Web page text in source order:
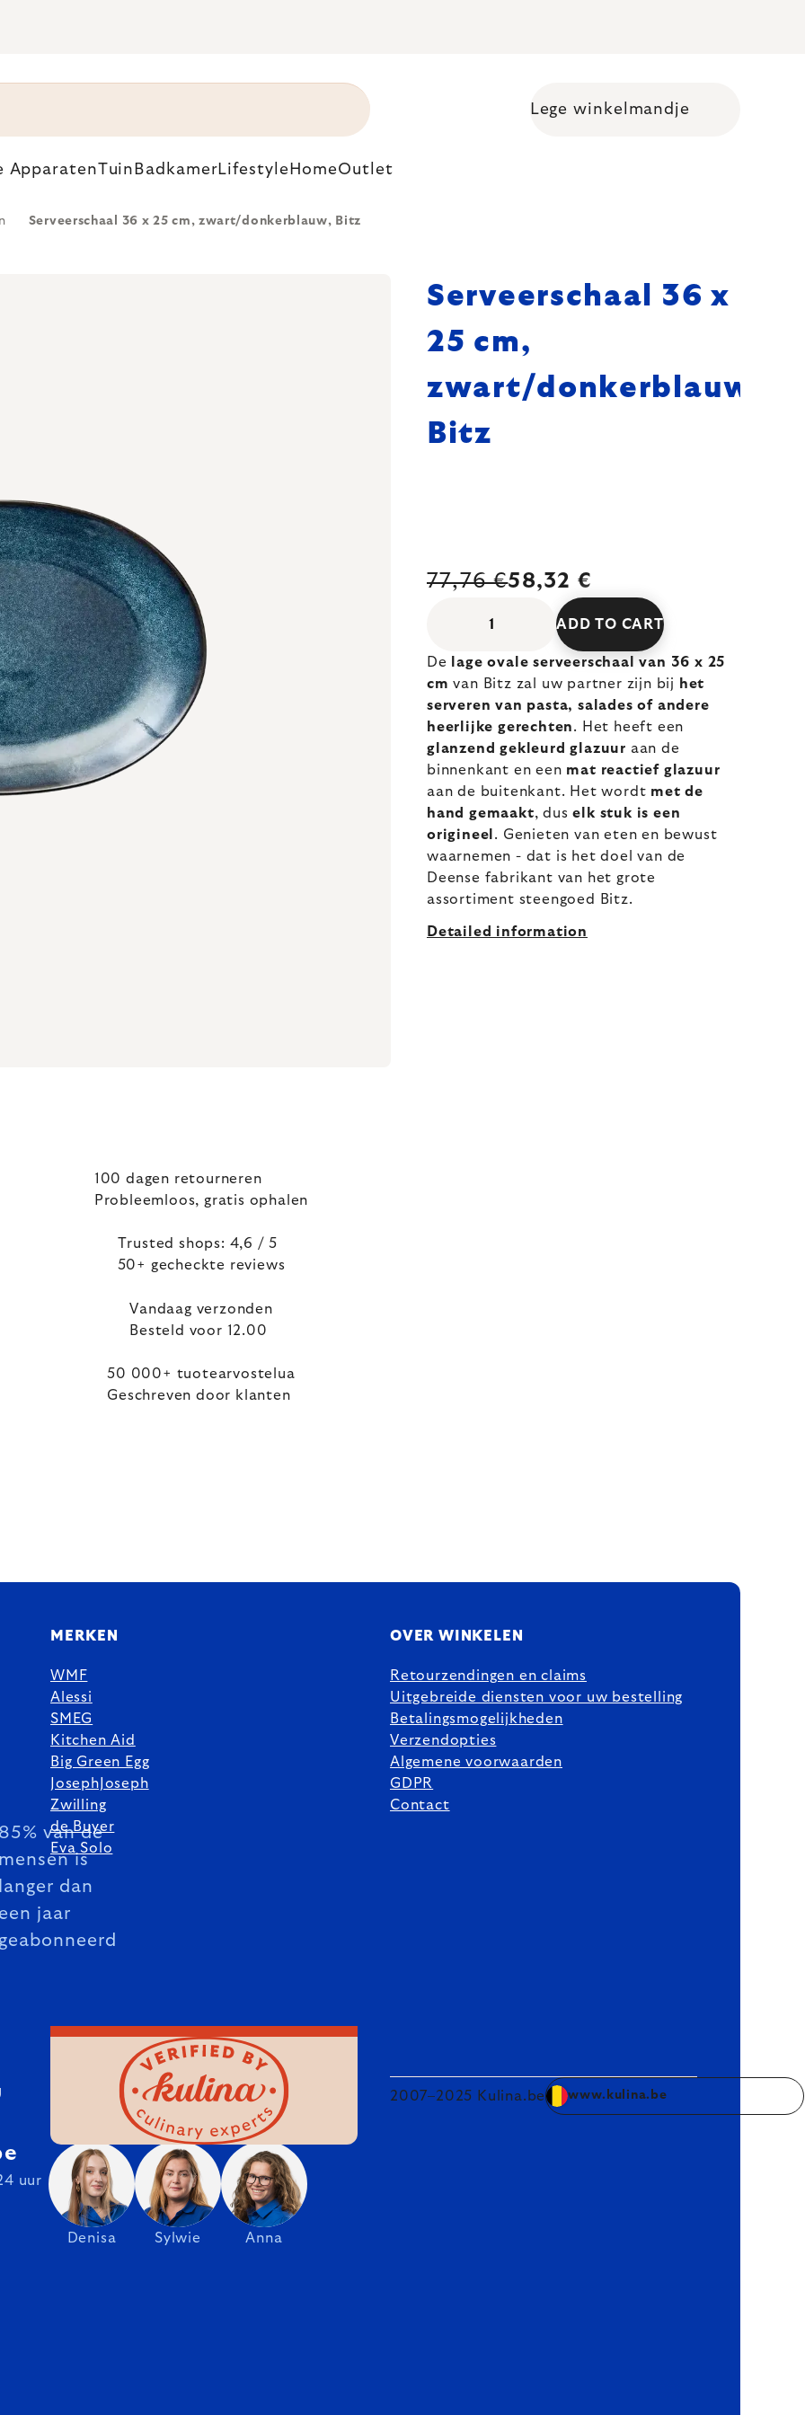
Shopping cart
Lege winkelmandje
ApparatenTuin BadkamerLifestyle HomeOutlet
Serveerschaal 36 x 25 cm, zwart/donkerblauw, Bitz
Serveerschaal 36 x
25 cm,
zwart/donkerblauw,
Bitz
77,76 €58,32 €
ADD TO CART
De
lage ovale serveerschaal van 36 x 25
cmvan Bitz zal uw partner zijn bij
het
serveren van pasta, salades of andere
heerlijke gerechten. Het heeft een
glanzend gekleurd glazuur aan de
binnenkant en een mat reactief glazuur
aan de buitenkant. Het wordt met de
hand gemaakt, duselk stuk is een
origineel . Genieten van eten en bewust
waarnemen - dat is het doel van de
Deense fabrikant van het grote
assortiment steengoed Bitz.
Detailed information
100 dagen retourneren
Probleemloos, gratis ophalen
Trusted shops: 4,6 / 5
50+ gecheckte reviews
Vandaag verzonden
Besteld voor 12.00
50 000+ tuotearvostelua
Geschreven door klanten
85% van de
mensen is
langer dan
een jaar
geabonneerd
MERKEN
WMF
Alessi
SMEG
Kitchen Aid
Big Green Egg
JosephJoseph
Zwilling
de Buyer
Eva Solo
OVER WINKELEN
Retourzendingen en claims
Uitgebreide diensten voor uw bestelling
Betalingsmogelijkheden
Verzendopties
Algemene voorwaarden
GDPR
Contact
Denisa Sylwie Anna
uur
2007–2025 Kulina.be www.kulina.be